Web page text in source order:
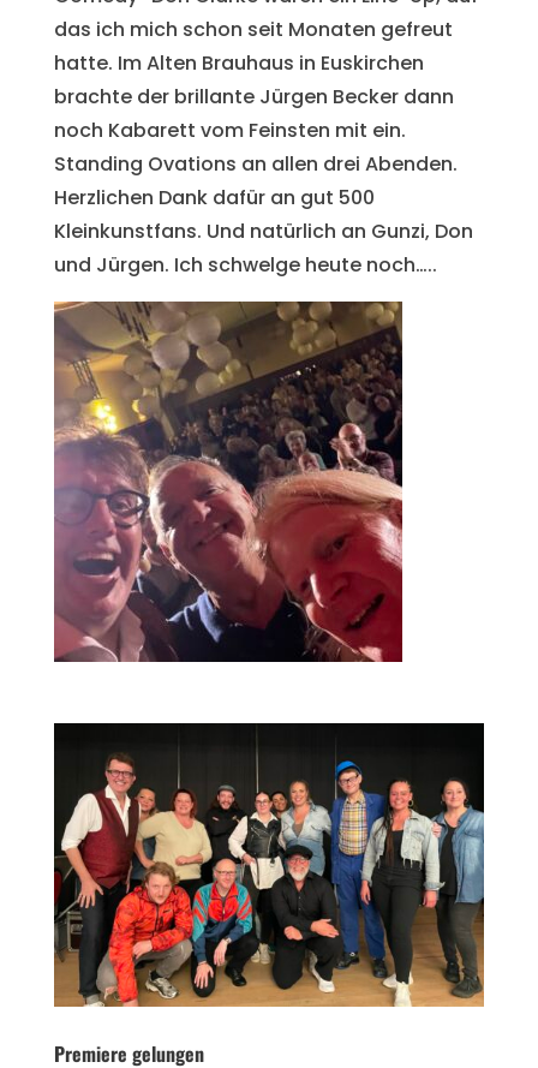
das ich mich schon seit Monaten gefreut
hatte. Im Alten Brauhaus in Euskirchen
brachte der brillante Jürgen Becker dann
noch Kabarett vom Feinsten mit ein.
Standing Ovations an allen drei Abenden.
Herzlichen Dank dafür an gut 500
Kleinkunstfans. Und natürlich an Gunzi, Don
und Jürgen. Ich schwelge heute noch…..
Premiere gelungen